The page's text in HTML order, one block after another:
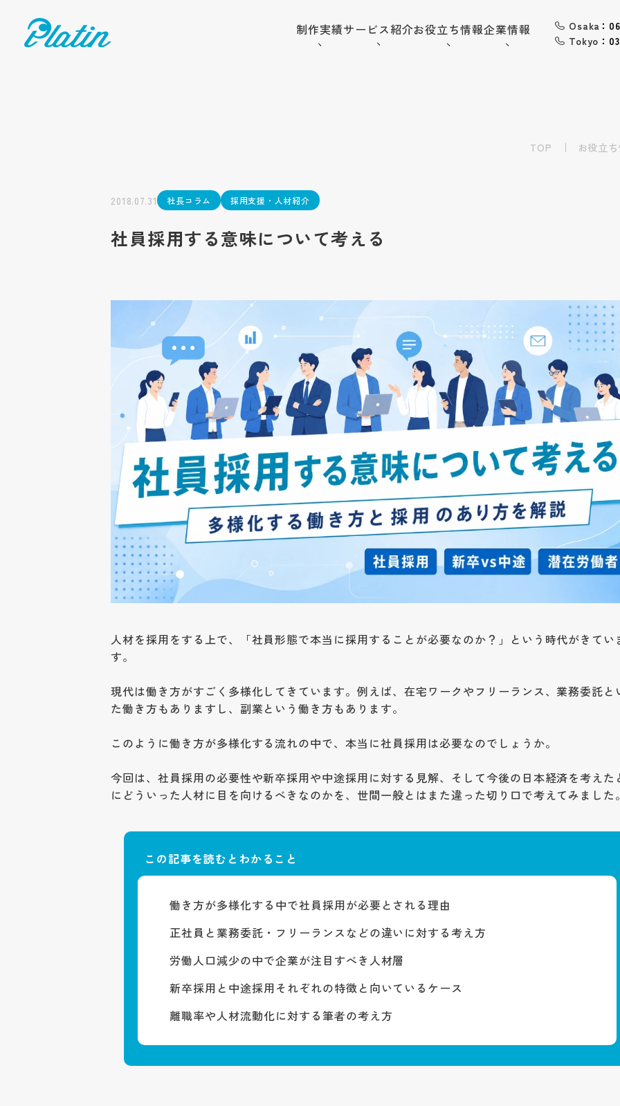
制作実績サービス紹介お役立ち情報企業情報 Osaka ：
Tokyo ：
Osaka：
06-6568-
会社概要
代表挨拶
企業文化
アクセス
お知らせ
制作実績
採用サイト
企業サイト
サービス・ブランド・集客サイト
採用動画
etc.
サービス
採用系サービス
採用サイト制作
採用動画制作
採用パンフレット制作
採用ツール制作
採用支援(コンサルティング・求人媒体)
企業・営業系サービス
企業サイト制作
YouTube動画制作
企業動画制作
サービスサイト制作
企業パンフレット制作
営業パンフレット制作
社員紹介
よくある質問
採用情報
プライバシーポリシー
TOP お役立
2018.07.31 社長コラム 採用支援・人材紹介
社員採用する意味について考える
人材を採用をする上で、「社員形態で本当に採用することが必要なのか？」という時代がきてい
す。
現代は働き方がすごく多様化してきています。例えば、在宅ワークやフリーランス、業務委託と
た働き方もありますし、副業という働き方もあります。
このように働き方が多様化する流れの中で、本当に社員採用は必要なのでしょうか。
今回は、社員採用の必要性や新卒採用や中途採用に対する見解、そして今後の日本経済を考えた
にどういった人材に目を向けるべきなのかを、世間一般とはまた違った切り口で考えてみました。
この記事を読むとわかること
働き方が多様化する中で社員採用が必要とされる理由
正社員と業務委託・フリーランスなどの違いに対する考え方
労働人口減少の中で企業が注目すべき人材層
新卒採用と中途採用それぞれの特徴と向いているケース
離職率や人材流動化に対する筆者の考え方